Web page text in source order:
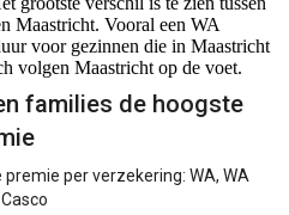
Maastricht. Vooral een WA
voor gezinnen die in Maastricht
volgen Maastricht op de voet.